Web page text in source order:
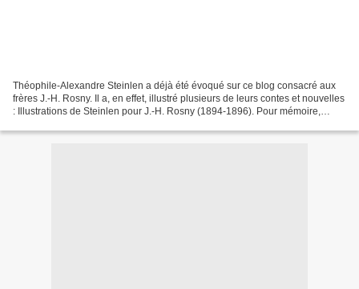
Théophile-Alexandre Steinlen a déjà été évoqué sur ce blog consacré aux
frères J.-H. Rosny. Il a, en effet, illustré plusieurs de leurs contes et nouvelles
: Illustrations de Steinlen pour J.-H. Rosny (1894-1896). Pour mémoire,